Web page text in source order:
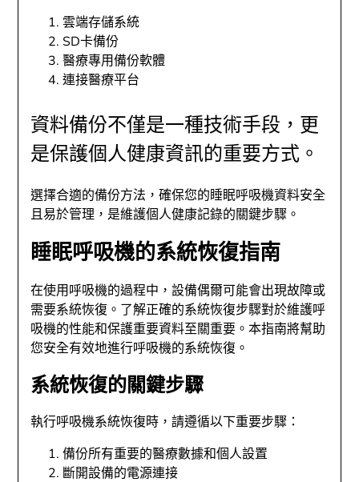
雲端存儲系統
SD卡備份
醫療專用備份軟體
連接醫療平台
資料備份不僅是一種技術手段，更
是保護個人健康資訊的重要方式。
選擇合適的備份方法，確保您的睡眠呼吸機資料安全
且易於管理，是維護個人健康記錄的關鍵步驟。
睡眠呼吸機的系統恢復指南
在使用呼吸機的過程中，設備偶爾可能會出現故障或
需要系統恢復。了解正確的系統恢復步驟對於維護呼
吸機的性能和保護重要資料至關重要。本指南將幫助
您安全有效地進行呼吸機的系統恢復。
系統恢復的關鍵步驟
執行呼吸機系統恢復時，請遵循以下重要步驟：
備份所有重要的醫療數據和個人設置
斷開設備的電源連接